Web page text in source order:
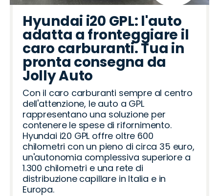
Hyundai i20 GPL: l'auto
adatta a fronteggiare il
caro carburanti. Tua in
pronta consegna da
Jolly Auto
Con il caro carburanti sempre al centro
dell'attenzione, le auto a GPL
rappresentano una soluzione per
contenere le spese di rifornimento.
Hyundai i20 GPL offre oltre 600
chilometri con un pieno di circa 35 euro,
un'autonomia complessiva superiore a
1.300 chilometri e una rete di
distribuzione capillare in Italia e in
Europa.